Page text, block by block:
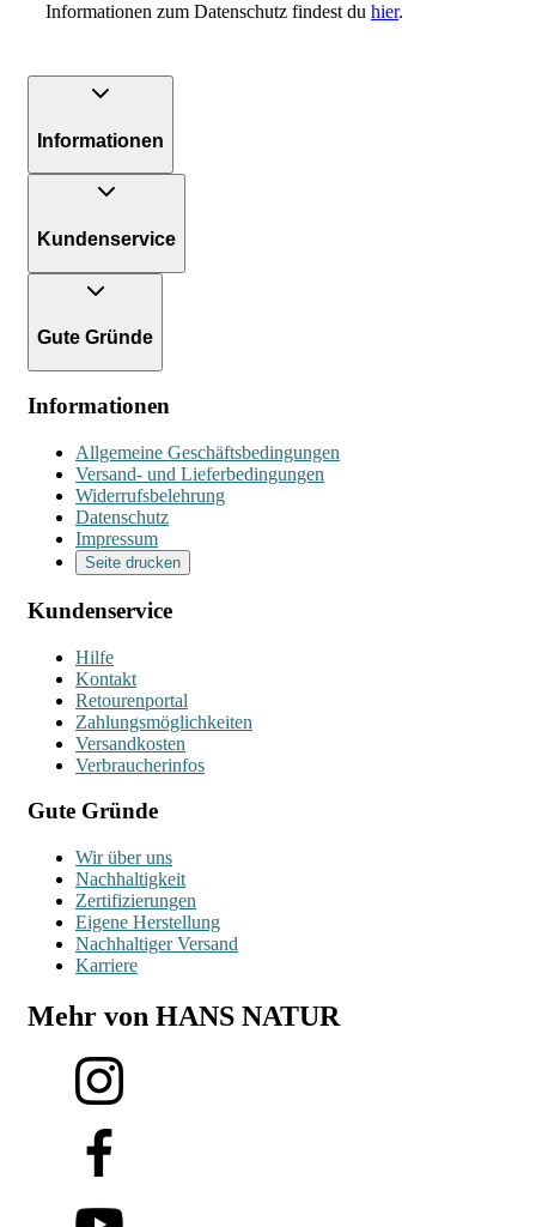
Informationen zum Datenschutz findest du hier.
Informationen
Kundenservice
Gute Gründe
Informationen
Allgemeine Geschäftsbedingungen
Versand- und Lieferbedingungen
Widerrufsbelehrung
Datenschutz
Impressum
Seite drucken
Kundenservice
Hilfe
Kontakt
Retourenportal
Zahlungsmöglichkeiten
Versandkosten
Verbraucherinfos
Gute Gründe
Wir über uns
Nachhaltigkeit
Zertifizierungen
Eigene Herstellung
Nachhaltiger Versand
Karriere
Mehr von HANS NATUR